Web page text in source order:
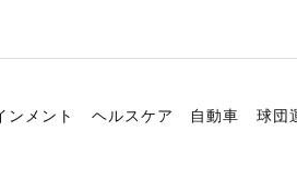
メント　ヘルスケア　自動車　球団